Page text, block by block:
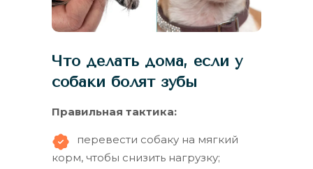
Что делать дома, если у
собаки болят зубы
Правильная тактика:
перевести собаку на мягкий
корм, чтобы снизить нагрузку;